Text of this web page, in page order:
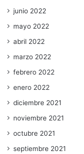
junio 2022
mayo 2022
abril 2022
marzo 2022
febrero 2022
enero 2022
diciembre 2021
noviembre 2021
octubre 2021
septiembre 2021